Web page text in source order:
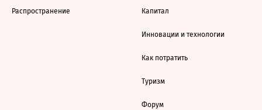
Распространение Капитал
Инновации и технологии
Как потратить
Туризм
Форум